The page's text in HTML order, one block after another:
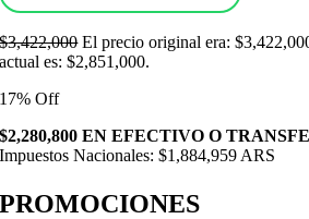
$3,422,000 El precio original era:
actual es: $2,851,000.
17% Off
$2,280,800 EN EFECTIVO O
Impuestos Nacionales: $1,884,959 ARS
PROMOCIONES